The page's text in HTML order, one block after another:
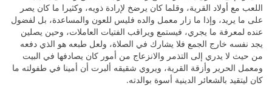
اللعب مع أولاد القرية، وقلما كان يرضخ لإرادة ذويه، وكثيرا ما كان يصر
على ما يريد، وإذا ما زار معمل والده فليس للعون والمساعدة، بل لفضول
عنده لمعرفة ما يجري، فيستمع ويراقب الفتيات العاملات، وحين يصلين
يجد نفسه خارج الجمع فلا يشارك في الصلاة، ولعل طبعه هو الذي دفعه
من حيث لا يدري إلى التذمر والانزعاج من أمور كان يصادفها في البيت
ومعمل الحرير وأزقة القرية، ويروي شقيقه ألبرت أن أمينا في طفولته ما
كان ليتقيد بالشعائر الدينية أسوة بوالدته.